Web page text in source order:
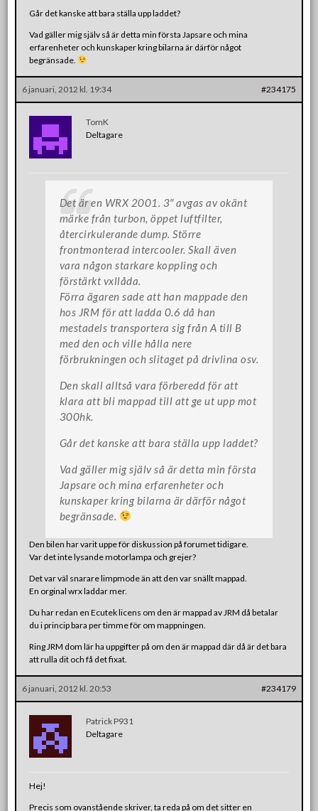
Går det kanske att bara ställa upp laddet?
Vad gäller mig själv så är detta min första Japsare och mina
erfarenheter och kunskaper kring bilarna är därför något
begränsade.
6 januari, 2012 kl. 19:34 #234175
TomK
Deltagare
Det är en WRX 2001. 3″ avgas av okänt
märke från turbon, öppet luftfilter,
återcirkulerande dump. Större
frontmonterad intercooler. Skall även
vara någon starkare koppling och
förstärkt vxllåda.
Förra ägaren sade att han mappade den
hos JRM för att ladda 0.6 då han
mestadels transportera sig från A till B
med den och ville hålla nere
förbrukningen och slitaget på drivlina osv.
Den skall alltså vara förberedd för att
klara att bli mappad till att ge ut upp mot
300hk.
Går det kanske att bara ställa upp laddet?
Vad gäller mig själv så är detta min första
Japsare och mina erfarenheter och
kunskaper kring bilarna är därför något
begränsade.
Den bilen har varit uppe för diskussion på forumet tidigare.
Var det inte lysande motorlampa och grejer?
Det var väl snarare limpmode än att den var snällt mappad.
En orginal wrx laddar mer.
Du har redan en Ecutek licens om den är mappad av JRM då betalar
du i princip bara per timme för om mappningen.
Ring JRM dom lär ha uppgifter på om den är mappad där då är det bara
att rulla dit och få det fixat.
6 januari, 2012 kl. 20:53 #234179
Patrick P931
Deltagare
Hej!
Precis som ovanstående skriver, ta reda på om det sitter en